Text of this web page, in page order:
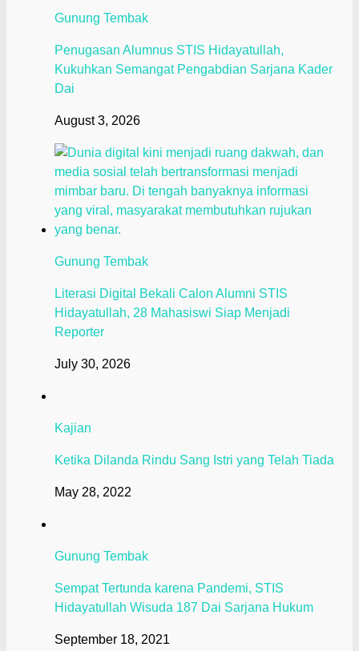
Gunung Tembak
Penugasan Alumnus STIS Hidayatullah,
Kukuhkan Semangat Pengabdian Sarjana Kader
Dai
August 3, 2026
Gunung Tembak
Literasi Digital Bekali Calon Alumni STIS
Hidayatullah, 28 Mahasiswi Siap Menjadi
Reporter
July 30, 2026
Kajian
Ketika Dilanda Rindu Sang Istri yang Telah Tiada
May 28, 2022
Gunung Tembak
Sempat Tertunda karena Pandemi, STIS
Hidayatullah Wisuda 187 Dai Sarjana Hukum
September 18, 2021